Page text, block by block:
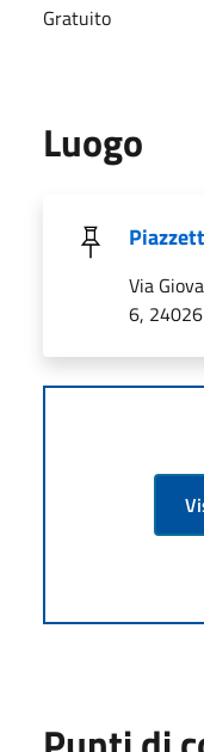
Gratuito
Luogo
Via
6,